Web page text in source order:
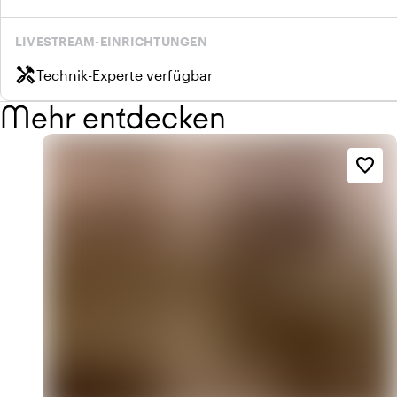
LIVESTREAM-EINRICHTUNGEN
handymanTechnik-Experte verfügbar
Mehr entdecken
favorite_border